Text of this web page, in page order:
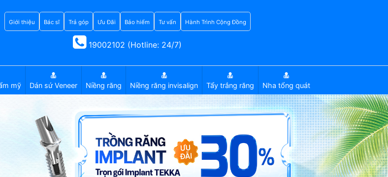
Giới thiệu Bác sĩ Trả góp Ưu Đãi Bảo hiểm Tư vấn Hành Trình Cộng Đồng
19002102 (Hotline: 24/7)
mỹ Dán sứ Veneer Niềng răng Niềng răng invisalign Tẩy trắng răng Nha tổng quát